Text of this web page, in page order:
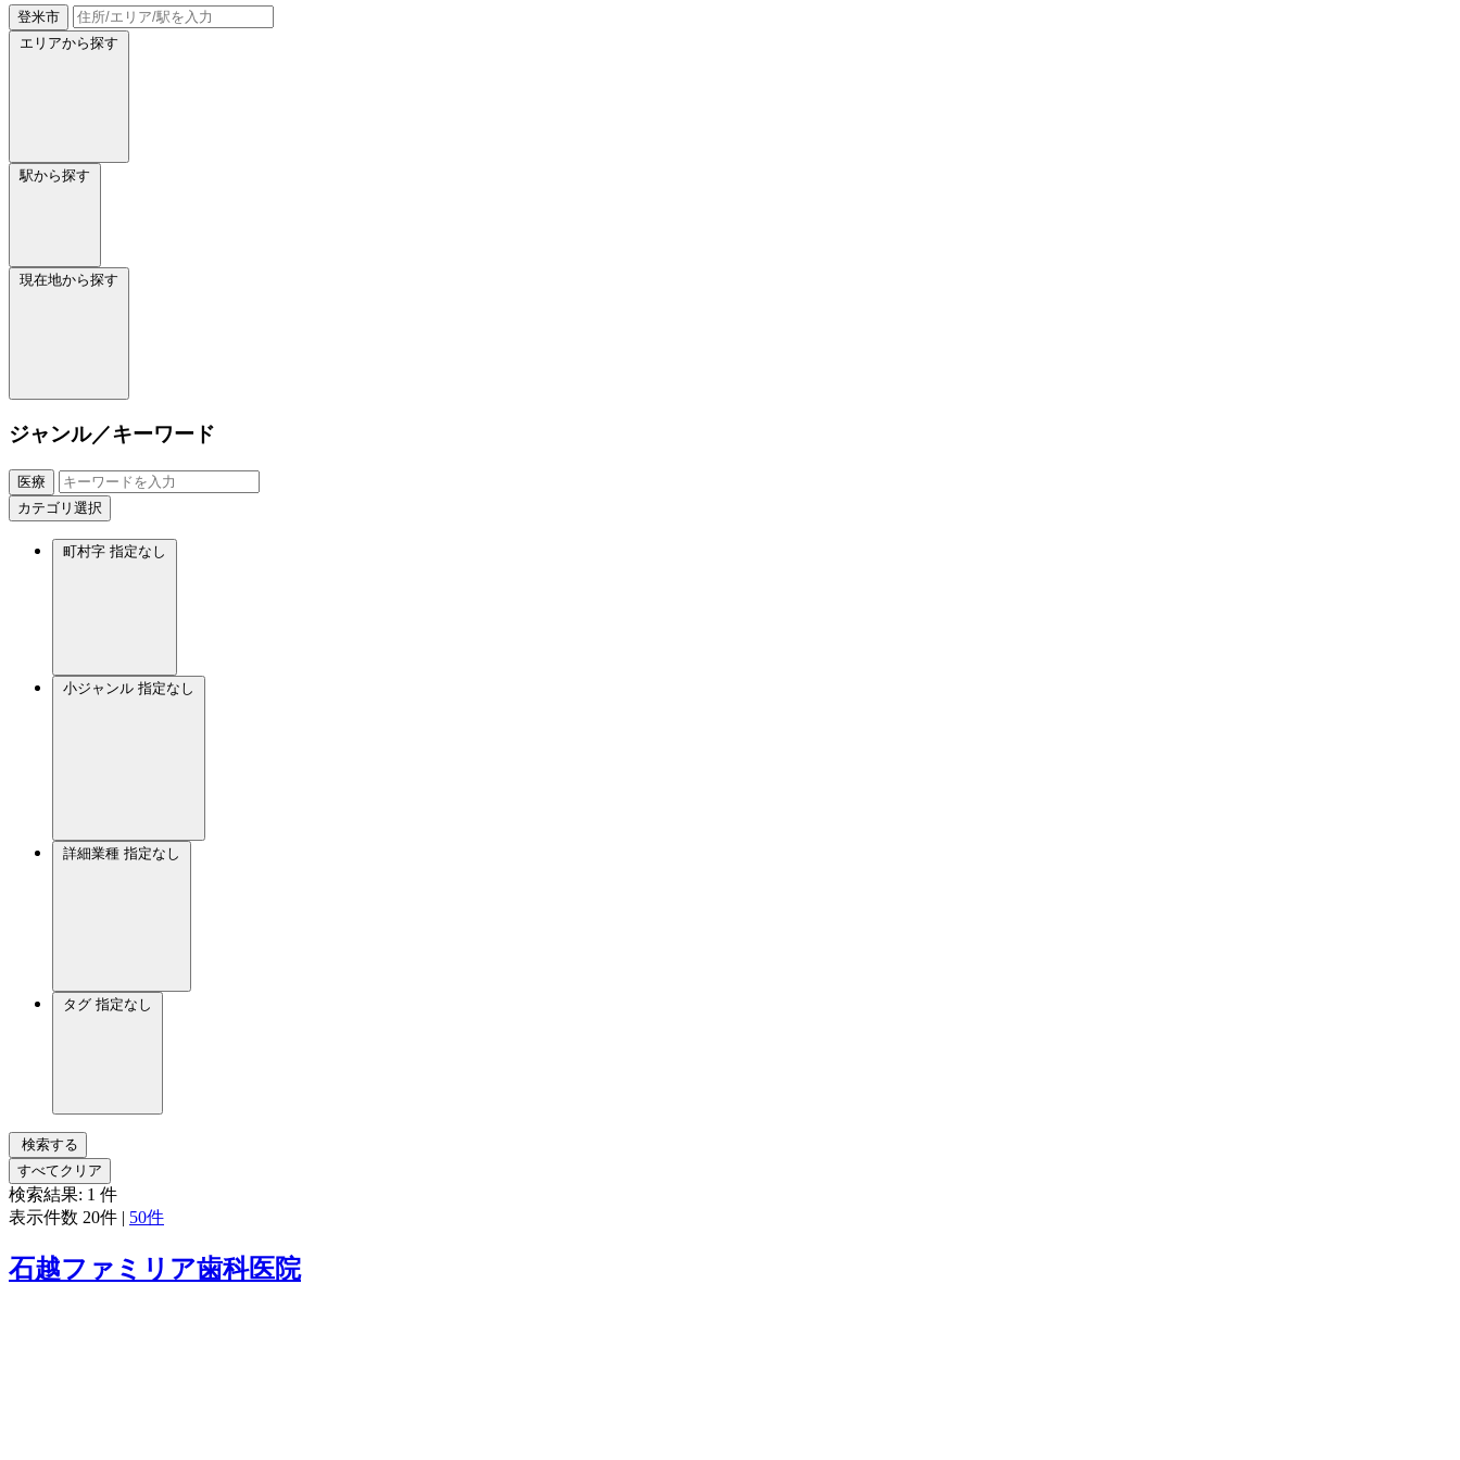
登米市
エリアから探す
駅から探す
現在地から探す
ジャンル／キーワード
医療
カテゴリ選択
町村字 指定なし
小ジャンル 指定なし
詳細業種 指定なし
タグ 指定なし
検索する
すべてクリア
検索結果: 1 件
表示件数 20件 | 50件
石越ファミリア歯科医院